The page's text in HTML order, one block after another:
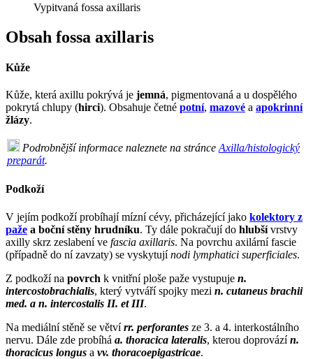
Vypitvaná fossa axillaris
Obsah fossa axillaris
Kůže
Kůže, která axillu pokrývá je jemná, pigmentovaná a u dospělého
pokrytá chlupy (hirci). Obsahuje četné potní, mazové a apokrinní
žlázy.
Podrobnější informace naleznete na stránce Axilla/histologický
preparát.
Podkoží
V jejím podkoží probíhají mízní cévy, přicházející jako kolektory z
paže a boční stěny hrudníku. Ty dále pokračují do hlubšívrstvy
axilly skrz zeslabení ve fascia axillaris. Na povrchu axilární fascie
(případně do ní zavzaty) se vyskytujínodi lymphatici superficiales.
Z podkoží na povrch k vnitřní ploše paže vystupuje n.
intercostobrachialis, který vytváří spojky mezi n. cutaneus brachii
med. a n. intercostalis II. et III.
Na mediální stěně se větvírr. perforantes ze 3. a 4. interkostálního
nervu. Dále zde probíhá a. thoracica lateralis, kterou doprovázín.
thoracicus longus a vv. thoracoepigastricae.